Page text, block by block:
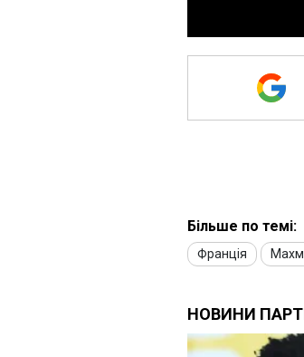
Більше по темі:
Франція